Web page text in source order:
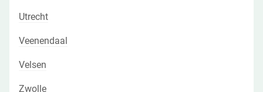
Utrecht
Veenendaal
Velsen
Zwolle